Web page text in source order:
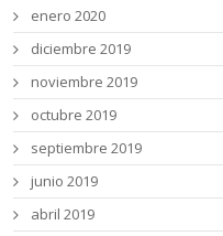
enero 2020
diciembre 2019
noviembre 2019
octubre 2019
septiembre 2019
junio 2019
abril 2019